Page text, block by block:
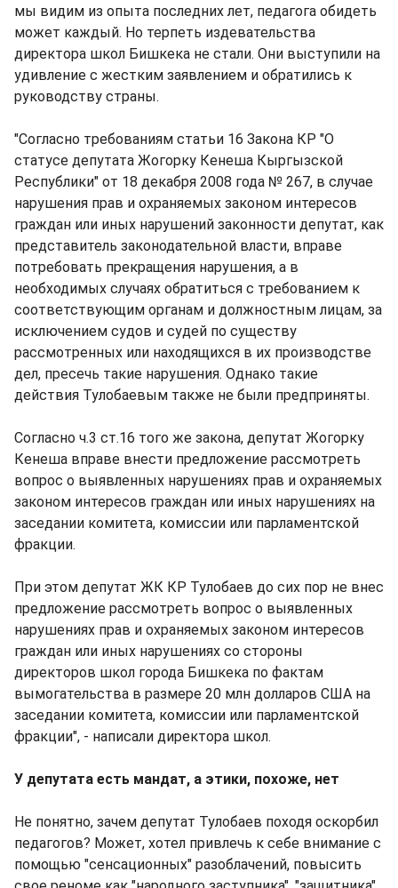
мы видим из опыта последних лет, педагога обидеть
может каждый. Но терпеть издевательства
директора школ Бишкека не стали. Они выступили на
удивление с жестким заявлением и обратились к
руководству страны.
"Согласно требованиям статьи 16 Закона КР "О
статусе депутата Жогорку Кенеша Кыргызской
Республики" от 18 декабря 2008 года № 267, в случае
нарушения прав и охраняемых законом интересов
граждан или иных нарушений законности депутат, как
представитель законодательной власти, вправе
потребовать прекращения нарушения, а в
необходимых случаях обратиться с требованием к
соответствующим органам и должностным лицам, за
исключением судов и судей по существу
рассмотренных или находящихся в их производстве
дел, пресечь такие нарушения. Однако такие
действия Тулобаевым также не были предприняты.
Согласно ч.3 ст.16 того же закона, депутат Жогорку
Кенеша вправе внести предложение рассмотреть
вопрос о выявленных нарушениях прав и охраняемых
законом интересов граждан или иных нарушениях на
заседании комитета, комиссии или парламентской
фракции.
При этом депутат ЖК КР Тулобаев до сих пор не внес
предложение рассмотреть вопрос о выявленных
нарушениях прав и охраняемых законом интересов
граждан или иных нарушениях со стороны
директоров школ города Бишкека по фактам
вымогательства в размере 20 млн долларов США на
заседании комитета, комиссии или парламентской
фракции", - написали директора школ.
У депутата есть мандат, а этики, похоже, нет
Не понятно, зачем депутат Тулобаев походя оскорбил
педагогов? Может, хотел привлечь к себе внимание с
помощью "сенсационных" разоблачений, повысить